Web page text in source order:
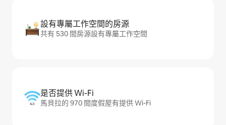
設有專屬工作空間的房源
共有 530 間房源設有專屬工作空間
是否提供 Wi-Fi
馬貝拉的 970 間度假屋有提供 Wi-Fi